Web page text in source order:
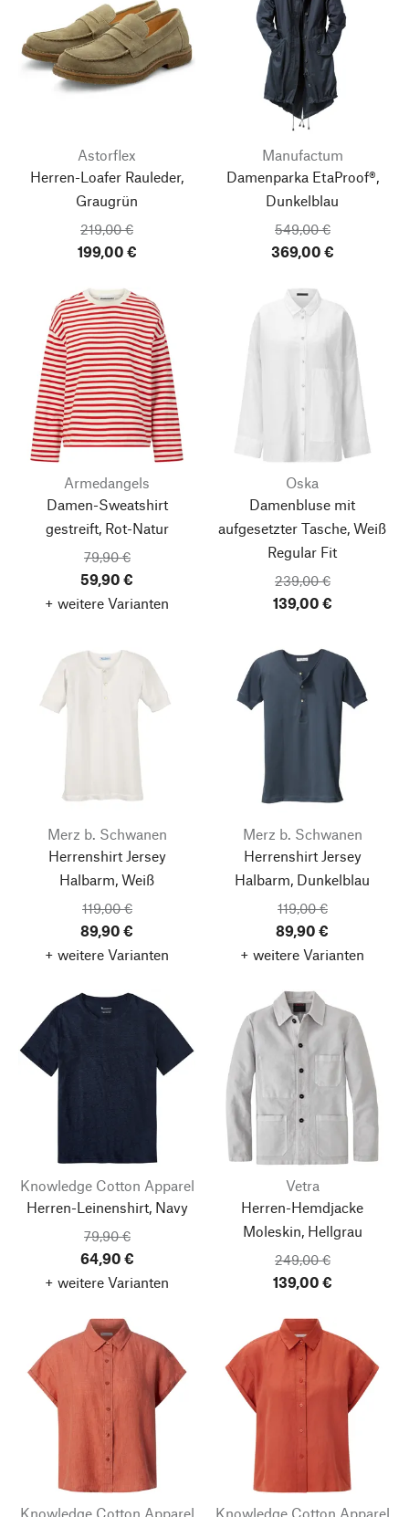
Astorflex
Herren-Loafer Rauleder,
Graugrün
219,00 €
199,00 €
Manufactum
Damenparka EtaProof®,
Dunkelblau
549,00 €
369,00 €
Armedangels
Damen-Sweatshirt
gestreift, Rot-Natur
79,90 €
59,90 €
+ weitere Varianten
Oska
Damenbluse mit
aufgesetzter Tasche, Weiß
Regular Fit
239,00 €
139,00 €
Merz b. Schwanen
Herrenshirt Jersey
Halbarm, Weiß
119,00 €
89,90 €
+ weitere Varianten
Merz b. Schwanen
Herrenshirt Jersey
Halbarm, Dunkelblau
119,00 €
89,90 €
+ weitere Varianten
Knowledge Cotton Apparel
Herren-Leinenshirt, Navy
79,90 €
64,90 €
+ weitere Varianten
Vetra
Herren-Hemdjacke
Moleskin, Hellgrau
249,00 €
139,00 €
Knowledge Cotton Apparel Knowledge Cotton Apparel